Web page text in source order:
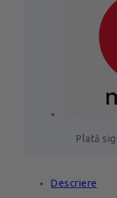
Plată
Descriere